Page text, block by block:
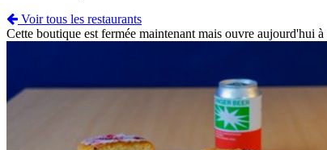
Voir tous les restaurants
Cette boutique est fermée maintenant mais ouvre aujourd'hui à